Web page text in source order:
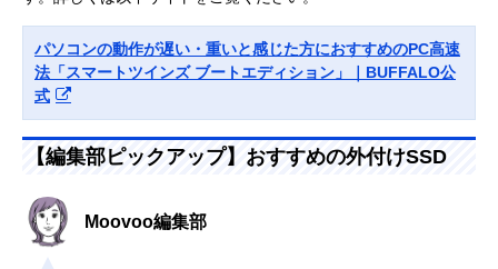
パソコンの動作が遅い・重いと感じた方におすすめのPC高速
法「スマートツインズ ブートエディション」｜BUFFALO公
式
【編集部ピックアップ】おすすめの外付けSSD
Moovoo編集部